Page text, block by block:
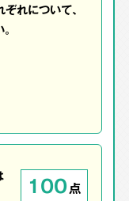
ぞれについて、
100点